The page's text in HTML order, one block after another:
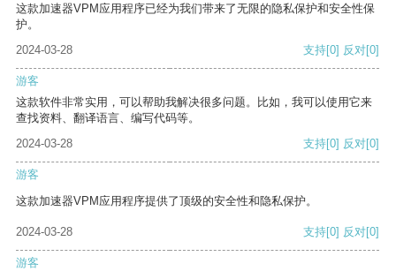
这款加速器VPM应用程序已经为我们带来了无限的隐私保护和安全性保
护。
2024-03-28
支持[0] 反对[0]
游客
这款软件非常实用，可以帮助我解决很多问题。比如，我可以使用它来
查找资料、翻译语言、编写代码等。
2024-03-28
支持[0] 反对[0]
游客
这款加速器VPM应用程序提供了顶级的安全性和隐私保护。
2024-03-28 支持[0] 反对[0]
游客